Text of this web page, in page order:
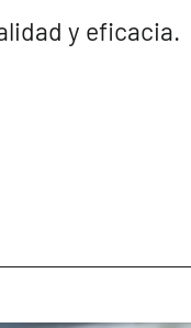
y eficacia.